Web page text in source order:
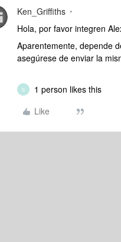
Ken_Griffiths
Hola, por favor integren
Aparentemente, depende
asegúrese de enviar la
S
1 person likes this
Like